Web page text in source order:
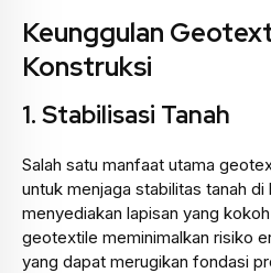
Keunggulan
Konstruksi
1. Stabilisasi Tanah
Salah satu manfaat utama
untuk menjaga stabilitas tanah
menyediakan lapisan yang
geotextile meminimalkan risiko
yang dapat merugikan fondasi